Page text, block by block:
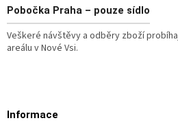
Pobočka Praha – pouze sídlo
Veškeré návštěvy a odběry zboží
areálu v Nové Vsi.
Informace